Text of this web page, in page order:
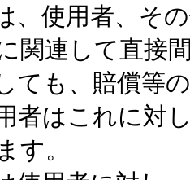
、使用者、そ
関連して直接
ても、賠償等
者はこれに対
す。